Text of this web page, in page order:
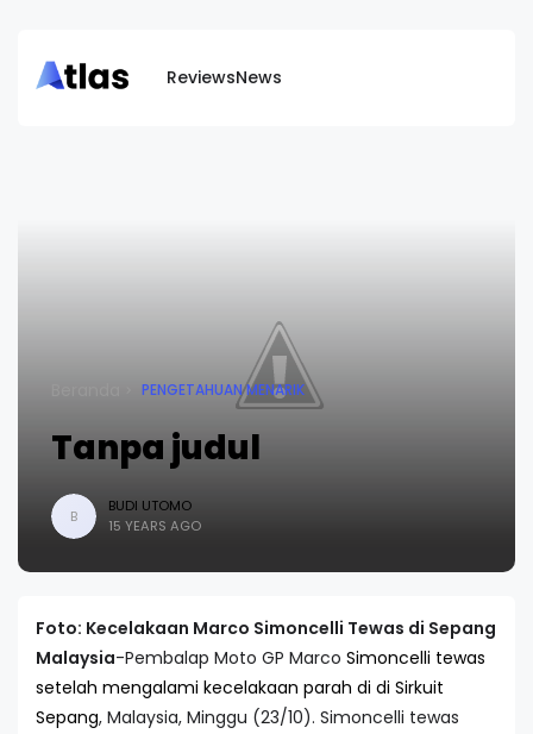
ReviewsNews
PENGETAHUAN MENARIK
Tanpa judul
B
BUDI UTOMO
15 YEARS AGO
Foto: Kecelakaan Marco Simoncelli Tewas di Sepang
Malaysia-Pembalap Moto GP Marco Simoncelli tewas
setelah mengalami kecelakaan parah di di Sirkuit
Sepang, Malaysia, Minggu (23/10). Simoncelli tewas